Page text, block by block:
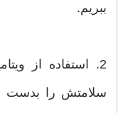
ببریم.
سلامتش را بدست